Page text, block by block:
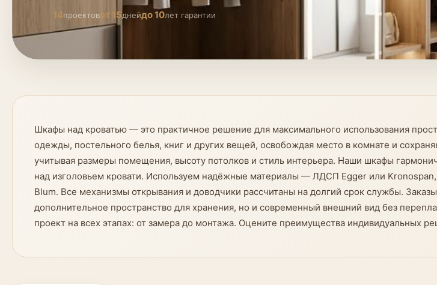
14проектовот 15днейдо 10лет гарантии
Шкафы над кроватью — это практичное решение для максимального использования
одежды, постельного белья, книг и других вещей, освобождая место в комнате и
учитывая размеры помещения, высоту потолков и стиль интерьера. Наши шкафы
над изголовьем кровати. Используем надёжные материалы — ЛДСП Egger или
Blum. Все механизмы открывания и доводчики рассчитаны на долгий срок службы.
дополнительное пространство для хранения, но и современный внешний вид без
проект на всех этапах: от замера до монтажа. Оцените преимущества индивидуальных